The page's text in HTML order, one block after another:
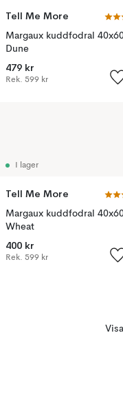
Tell Me More
Margaux kuddfodral
Dune
479 kr
Rek. 599 kr
I lager
Tell Me More
Margaux kuddfodral
Wheat
400 kr
Rek. 599 kr